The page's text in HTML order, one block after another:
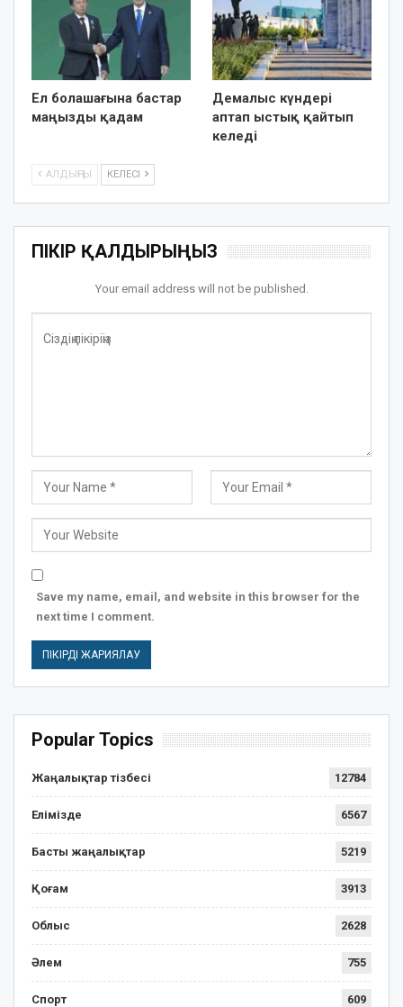
Ел болашағына бастар
маңызды қадам
Демалыс күндері
аптап ыстық қайтып
келеді
АЛДЫҢҒЫ КЕЛЕСІ
ПІКІР ҚАЛДЫРЫҢЫЗ
Your email address will not be published.
Save my name, email, and website in this browser for the
next time I comment.
Popular Topics
Жаңалықтар тізбесі 12784
Елімізде 6567
Басты жаңалықтар 5219
Қоғам 3913
Облыс 2628
Әлем 755
Спорт 609